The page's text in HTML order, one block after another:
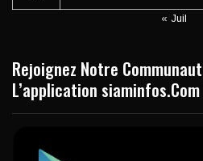
« Juil
Rejoignez Notre
L’application